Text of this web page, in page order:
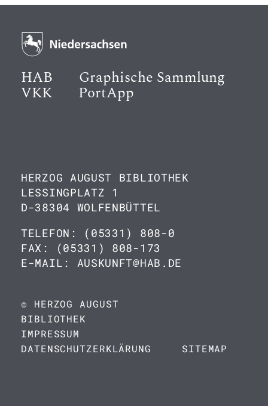
HAB Graphische Sammlung
VKK PortApp
HERZOG AUGUST BIBLIOTHEK
LESSINGPLATZ 1
D-38304 WOLFENBÜTTEL
TELEFON: (05331) 808-0
FAX: (05331) 808-173
E-MAIL: AUSKUNFT@HAB.DE
© HERZOG AUGUST
BIBLIOTHEK
IMPRESSUM
DATENSCHUTZERKLÄRUNG
SITEMAP